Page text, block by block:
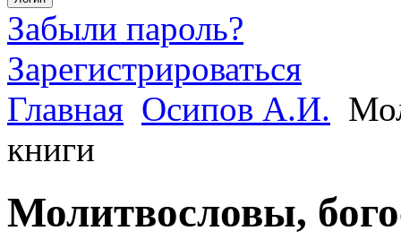
Забыли пароль?
Зарегистрироваться
Главная Осипов А.И.
книги
Молитвословы,